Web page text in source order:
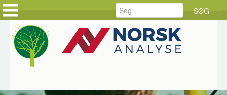
FORSIDE
PRODUKTER
LØSNINGER
FORSIDE
KUNDEHISTORIER